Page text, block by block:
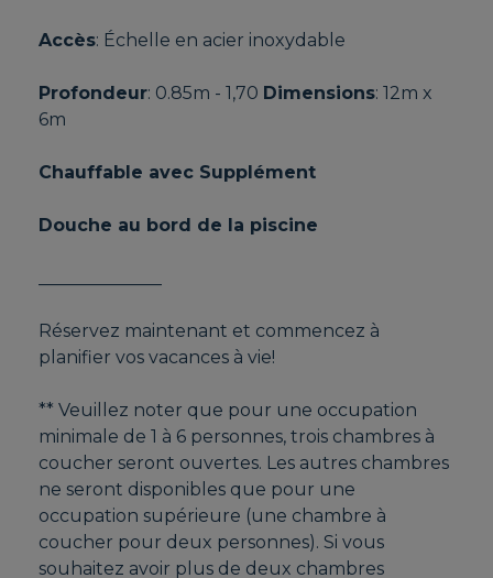
Accès: Échelle en acier inoxydable
Profondeur: 0.85m - 1,70 Dimensions: 12m x
6m
Chauffable avec Supplément
Douche au bord de la piscine
Réservez maintenant et commencez à
planifier vos vacances à vie!
** Veuillez noter que pour une occupation
minimale de 1 à 6 personnes, trois chambres à
coucher seront ouvertes. Les autres chambres
ne seront disponibles que pour une
occupation supérieure (une chambre à
coucher pour deux personnes). Si vous
souhaitez avoir plus de deux chambres